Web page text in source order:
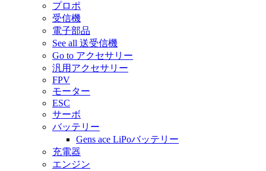
プロポ
受信機
電子部品
See all 送受信機
Go to アクセサリー
汎用アクセサリー
FPV
モーター
ESC
サーボ
バッテリー
Gens ace LiPoバッテリー
充電器
エンジン